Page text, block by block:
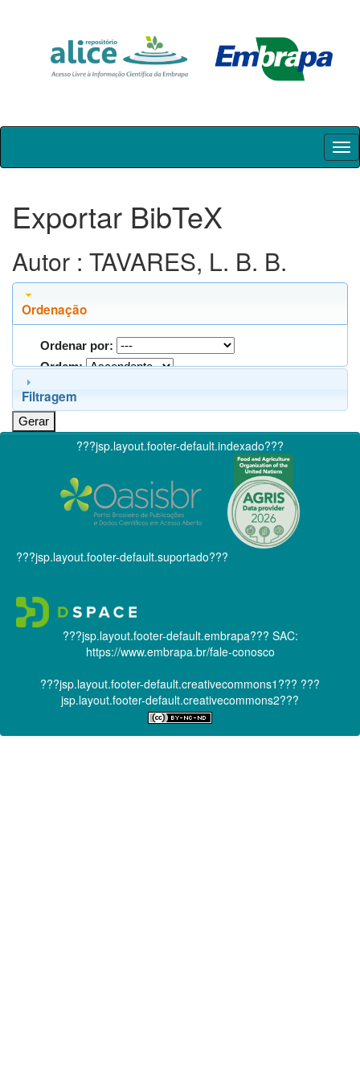
Skip
Exportar BibTeX
Autor : TAVARES, L. B. B.
Ordenação
Ordenar por:
Ordem:
Filtragem
???jsp.layout.footer-default.indexado???
???jsp.layout.footer-default.suportado???
???jsp.layout.footer-default.embrapa??? SAC:
https://www.embrapa.br/fale-conosco
???jsp.layout.footer-default.creativecommons1??? ???
jsp.layout.footer-default.creativecommons2???